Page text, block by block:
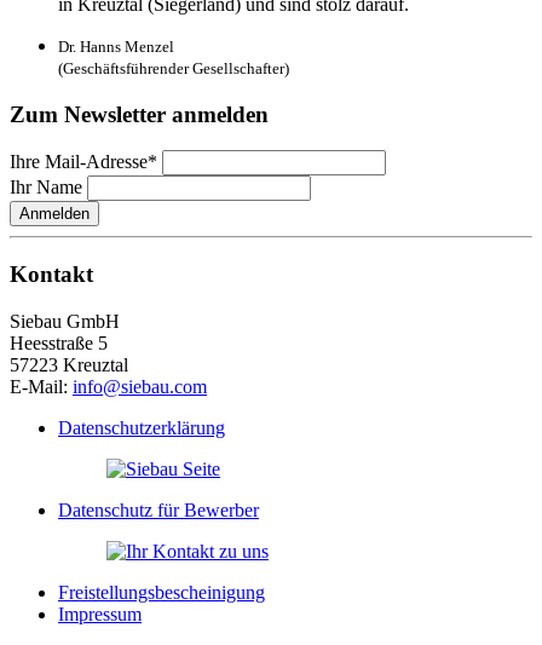
Dr. Hanns Menzel
(Geschäftsführender Gesellschafter)
Zum Newsletter anmelden
Ihre Mail-Adresse*
Ihr Name
Anmelden
Kontakt
Siebau GmbH
Heesstraße 5
57223 Kreuztal
E-Mail: info@siebau.com
Datenschutzerklärung
Datenschutz für Bewerber
Freistellungsbescheinigung
Impressum